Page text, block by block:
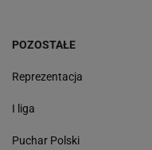
POZOSTAŁE
Reprezentacja
I liga
Puchar Polski